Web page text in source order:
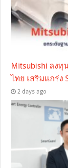
Mitsubishi ลง
ไทย เสริมแกร่ง
2 days ago